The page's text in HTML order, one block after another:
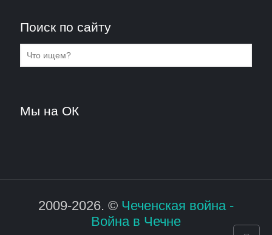
Поиск по сайту
Мы на ОК
2009-2026. © Чеченская война -
Война в Чечне